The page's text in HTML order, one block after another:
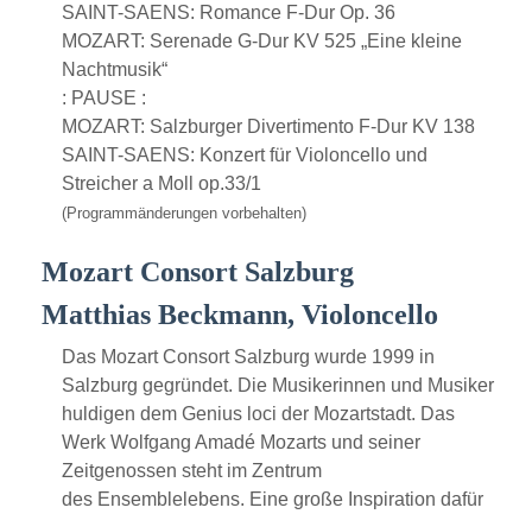
SAINT-SAENS: Romance F-Dur Op. 36
MOZART: Serenade G-Dur KV 525 „Eine kleine
Nachtmusik“
: PAUSE :
MOZART: Salzburger Divertimento F-Dur KV 138
SAINT-SAENS: Konzert für Violoncello und
Streicher a Moll op.33/1
(Programmänderungen vorbehalten)
Mozart Consort Salzburg
Matthias Beckmann, Violoncello
Das Mozart Consort Salzburg wurde 1999 in
Salzburg gegründet. Die Musikerinnen und Musiker
huldigen dem Genius loci der Mozartstadt. Das
Werk Wolfgang Amadé Mozarts und seiner
Zeitgenossen steht im Zentrum
des Ensemblelebens. Eine große Inspiration dafür